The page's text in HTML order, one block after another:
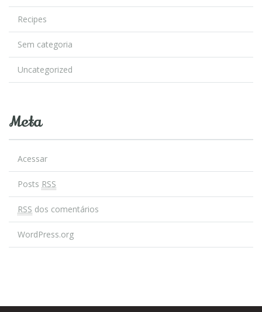
Recipes
Sem categoria
Uncategorized
Meta
Acessar
Posts RSS
RSS dos comentários
WordPress.org